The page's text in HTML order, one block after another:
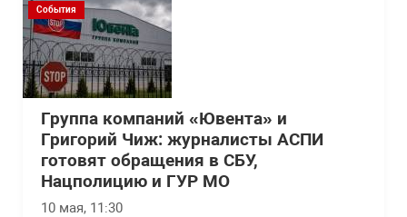
События
Группа компаний «Ювента» и
Григорий Чиж: журналисты АСПИ
готовят обращения в СБУ,
Нацполицию и ГУР МО
10 мая, 11:30